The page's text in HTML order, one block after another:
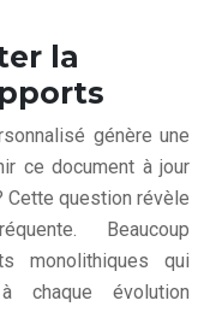
la
génère une
ce document à jour
Cette question révèle
Beaucoup
monolithiques qui
chaque évolution